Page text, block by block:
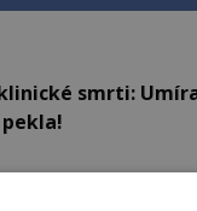
smrti: